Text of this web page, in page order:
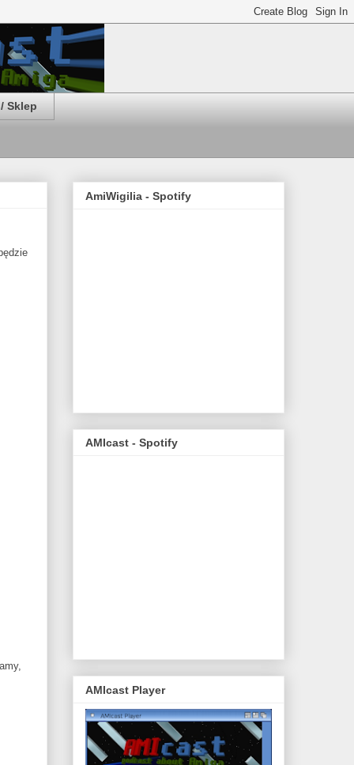
Sklep
AmiWigilia - Spotify
AMIcast - Spotify
AMIcast Player